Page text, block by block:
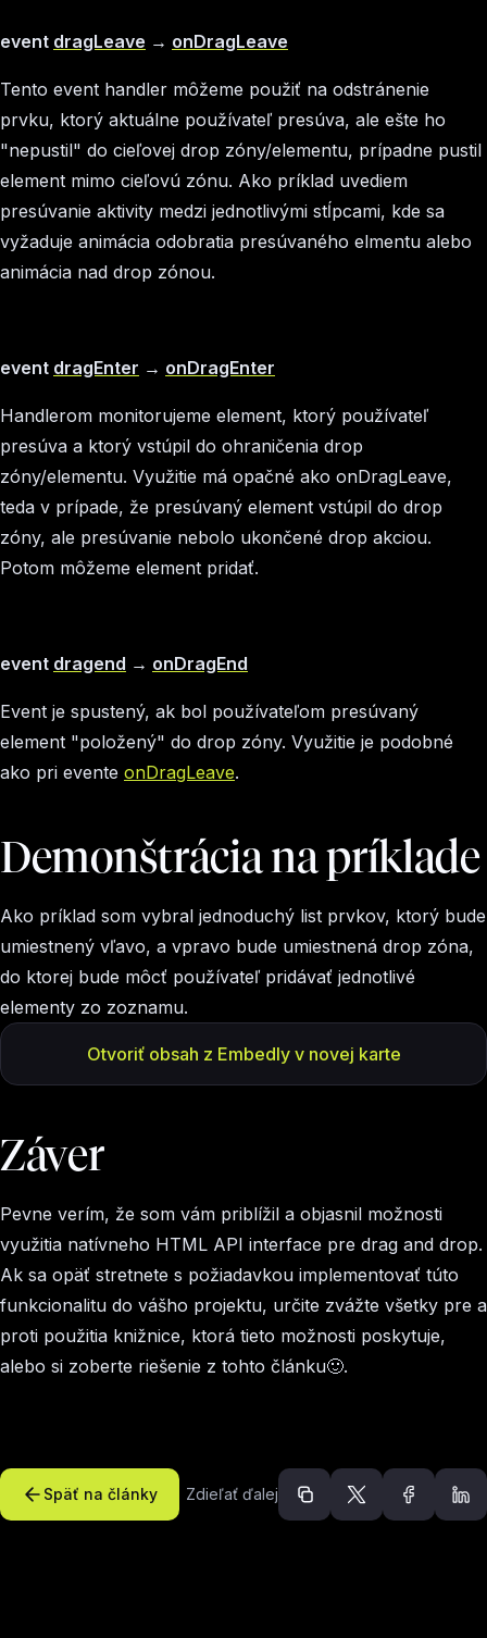
event dragLeave → onDragLeave
Tento event handler môžeme použiť na odstránenie
prvku, ktorý aktuálne používateľ presúva, ale ešte ho
"nepustil" do cieľovej drop zóny/elementu, prípadne pustil
element mimo cieľovú zónu. Ako príklad uvediem
presúvanie aktivity medzi jednotlivými stĺpcami, kde sa
vyžaduje animácia odobratia presúvaného elmentu alebo
animácia nad drop zónou.
event dragEnter → onDragEnter
Handlerom monitorujeme element, ktorý používateľ
presúva a ktorý vstúpil do ohraničenia drop
zóny/elementu. Využitie má opačné ako onDragLeave,
teda v prípade, že presúvaný element vstúpil do drop
zóny, ale presúvanie nebolo ukončené drop akciou.
Potom môžeme element pridať.
event dragend → onDragEnd
Event je spustený, ak bol používateľom presúvaný
element "položený" do drop zóny. Využitie je podobné
ako pri evente onDragLeave.
Demonštrácia na príklade
Ako príklad som vybral jednoduchý list prvkov, ktorý bude
umiestnený vľavo, a vpravo bude umiestnená drop zóna,
do ktorej bude môcť používateľ pridávať jednotlivé
elementy zo zoznamu.
Otvoriť obsah z Embedly v novej karte
Záver
Pevne verím, že som vám priblížil a objasnil možnosti
využitia natívneho HTML API interface pre drag and drop.
Ak sa opäť stretnete s požiadavkou implementovať túto
funkcionalitu do vášho projektu, určite zvážte všetky pre a
proti použitia knižnice, ktorá tieto možnosti poskytuje,
alebo si zoberte riešenie z tohto článku🙂.
Späť na články Zdieľať ďalej